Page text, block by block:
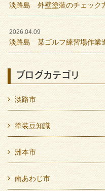
淡路島 外壁塗装のチェック
2026.04.09
淡路島 某ゴルフ練習場作業
ブログカテゴリ
淡路市
塗装豆知識
洲本市
南あわじ市